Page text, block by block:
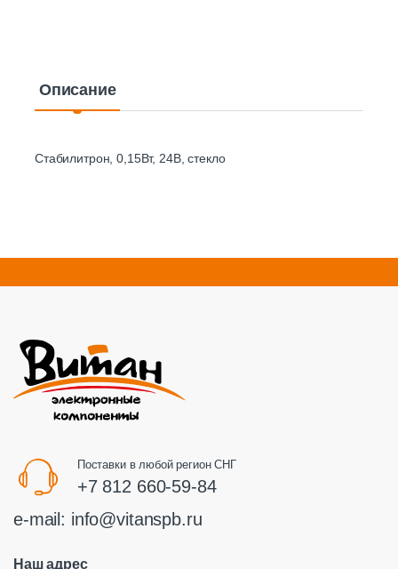
Описание
Стабилитрон, 0,15Вт, 24В, стекло
Поставки в любой регион СНГ
+7 812 660-59-84
e-mail: info@vitanspb.ru
Наш адрес